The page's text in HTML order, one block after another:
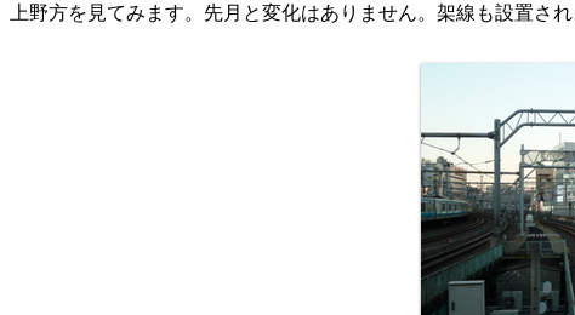
上野方を見てみます。先月と変化はありません。架線も設置さ